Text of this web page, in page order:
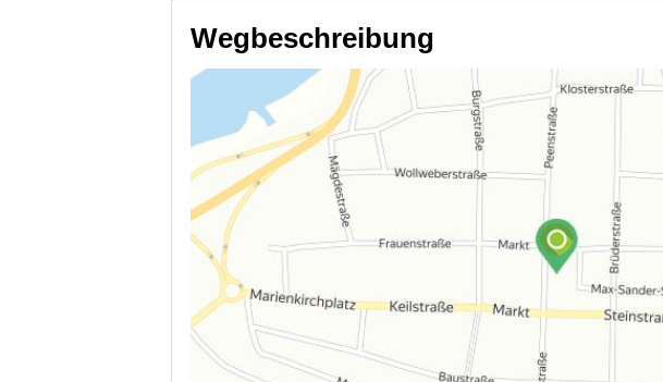
Wegbeschreibung